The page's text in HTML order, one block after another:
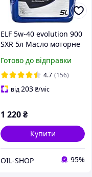
ELF 5w-40 evolution 900
SXR 5л Масло моторне
Готово до відправки
4.7 (156)
від203₴/міс
1 220₴
Купити
OIL-SHOP 95%